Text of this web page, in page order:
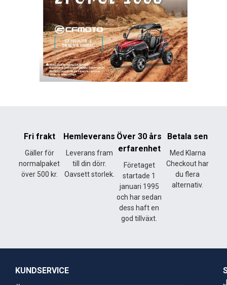
Fri frakt
Gäller för
normalpaket
över 500 kr.
Hemleverans
Leverans fram
till din dörr.
Oavsett storlek.
Över 30 års
erfarenhet
Företaget
startade 1
januari 1995
och har sedan
dess haft en
god tillväxt.
Betala sen
Med Klarna
Checkout har
du flera
alternativ.
KUNDSERVICE